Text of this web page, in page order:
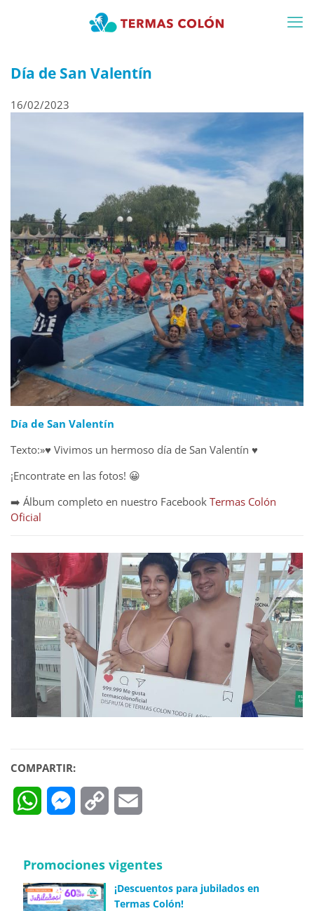
Día de San Valentín
16/02/2023
Día de San Valentín
Texto:»♥️ Vivimos un hermoso día de San Valentín ♥️
¡Encontrate en las fotos! 😀
➡️ Álbum completo en nuestro Facebook Termas Colón
Oficial
COMPARTIR:
WhatsAppMessenger
Copy
Promociones vigentes
¡Descuentos para jubilados en
Termas Colón!